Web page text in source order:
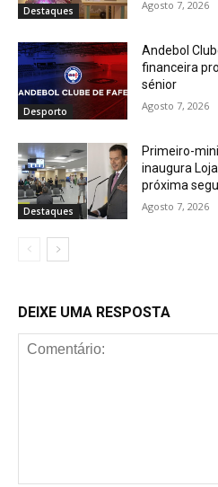
Destaques Agosto 7, 2026
Desporto
Andebol
financeira
sénior
Agosto 7, 2026
Destaques
Primeiro-
inaugura
próxima
Agosto 7, 2026
DEIXE UMA RESPOSTA